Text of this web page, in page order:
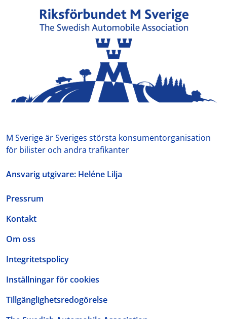
M Sverige är Sveriges största konsumentorganisation
för bilister och andra trafikanter
Ansvarig utgivare: Heléne Lilja
Pressrum
Kontakt
Om oss
Integritetspolicy
Inställningar för cookies
Tillgänglighetsredogörelse